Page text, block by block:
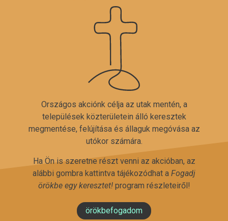
Országos akciónk célja az utak mentén, a
települések közterületein álló keresztek
megmentése, felújítása és állaguk megóvása az
utókor számára.
Ha Ön is szeretne részt venni az akcióban, az
alábbi gombra kattintva tájékozódhat a Fogadj
örökbe egy keresztet!program részleteiről!
örökbefogadom